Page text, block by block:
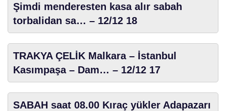
Şimdi menderesten kasa alır sabah
torbalidan sa… – 12/12 18
TRAKYA ÇELİK Malkara – İstanbul
Kasımpaşa – Dam… – 12/12 17
SABAH saat 08.00 Kıraç yükler Adapazarı